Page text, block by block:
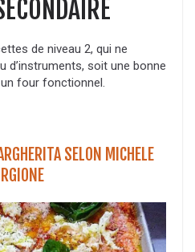
de niveau 2, qui ne
d’instruments, soit une bonne
four fonctionnel.
SELON MICHELE